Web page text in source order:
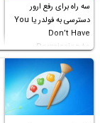
سه راه برای رفع ارور
دسترسی به فولدر یا You
Don’t Have
Permission to
Access this folder